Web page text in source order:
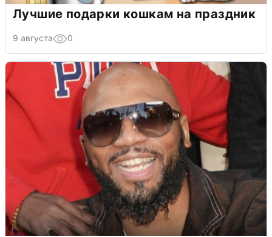
Лучшие подарки кошкам на праздник
9 августа 0